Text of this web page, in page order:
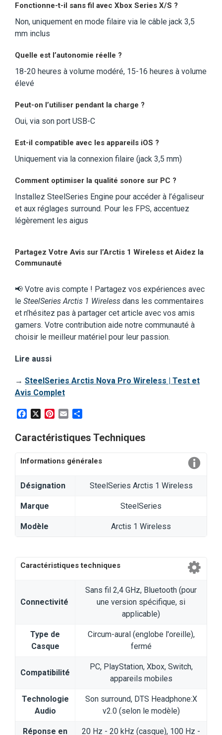
Fonctionne-t-il sans fil avec Xbox Series X/S ?
Non, uniquement en mode filaire via le câble jack 3,5
mm inclus
Quelle est l’autonomie réelle ?
18-20 heures à volume modéré, 15-16 heures à volume
élevé
Peut-on l’utiliser pendant la charge ?
Oui, via son port USB-C
Est-il compatible avec les appareils iOS ?
Uniquement via la connexion filaire (jack 3,5 mm)
Comment optimiser la qualité sonore sur PC ?
Installez SteelSeries Engine pour accéder à l’égaliseur
et aux réglages surround. Pour les FPS, accentuez
légèrement les aigus
Partagez Votre Avis sur l’Arctis 1 Wireless et Aidez la
Communauté
📢 Votre avis compte ! Partagez vos expériences avec
le SteelSeries Arctis 1 Wireless dans les commentaires
et n’hésitez pas à partager cet article avec vos amis
gamers. Votre contribution aide notre communauté à
choisir le meilleur matériel pour leur passion.
Lire aussi
→ SteelSeries Arctis Nova Pro Wireless | Test et
Avis Complet
FacebookPinterest
Email
Caractéristiques Techniques
Informations générales
Désignation SteelSeries Arctis 1 Wireless
Marque SteelSeries
Modèle Arctis 1 Wireless
Caractéristiques techniques
Connectivité
Sans fil 2,4 GHz, Bluetooth (pour
une version spécifique, si
applicable)
Type de
Casque
Circum-aural (englobe l'oreille),
fermé
Compatibilité
PC, PlayStation, Xbox, Switch,
appareils mobiles
Technologie
Audio
Son surround, DTS Headphone:X
v2.0 (selon le modèle)
Réponse en 20 Hz - 20 kHz (casque), 100 Hz -